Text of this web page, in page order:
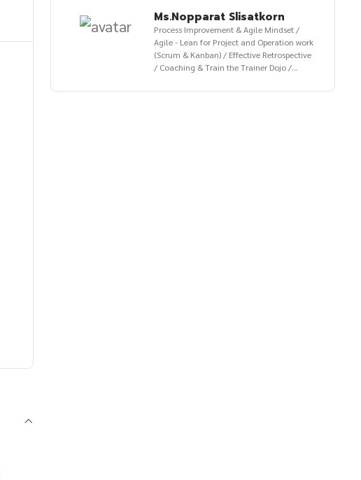
Ms.Nopparat Slisatkorn
Process Improvement & Agile Mindset /
Agile - Lean for Project and Operation work
(Scrum & Kanban) / Effective Retrospective
/ Coaching & Train the Trainer Dojo /